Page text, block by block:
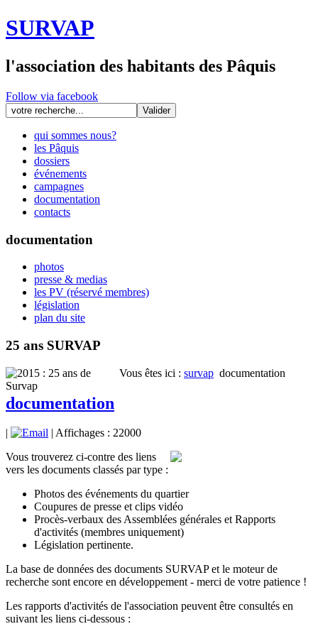
SURVAP
l'association des habitants des Pâquis
Follow via facebook
qui sommes nous?
les Pâquis
dossiers
événements
campagnes
documentation
contacts
documentation
photos
presse & medias
les PV (réservé membres)
législation
plan du site
25 ans SURVAP
Vous êtes ici : survap documentation
documentation
| Affichages : 22000
Vous trouverez ci-contre des liens
vers les documents classés par type :
Photos des événements du quartier
Coupures de presse et clips vidéo
Procès-verbaux des Assemblées générales et Rapports
d'activités (membres uniquement)
Législation pertinente.
La base de données des documents SURVAP et le moteur de
recherche sont encore en développement - merci de votre patience !
Les rapports d'activités de l'association peuvent être consultés en
suivant les liens ci-dessous :